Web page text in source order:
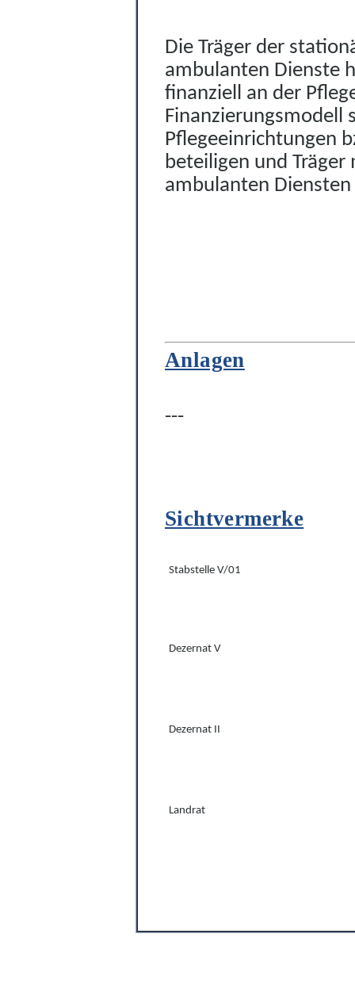
Die Träger der
ambulanten Dienste
finanziell an der
Finanzierungsmodell
Pflegeeinrichtungen
beteiligen und
ambulanten
Anlagen
---
Sichtvermerke
Stabstelle V/01
Dezernat V
Dezernat II
Landrat